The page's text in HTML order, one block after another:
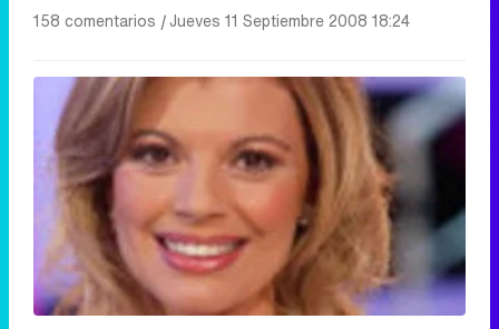
158 comentarios |Jueves 11 Septiembre 2008 18:24